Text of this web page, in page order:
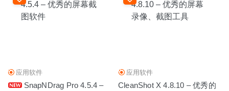
应用软件
SnapNDrag Pro 4.5.4 –
应用软件
CleanShot X 4.8.10 – 优秀的
桌面软件 2025-10-11
Cisdem Duplicate Finder 5.2.0 – 简洁易用的重复文件查找